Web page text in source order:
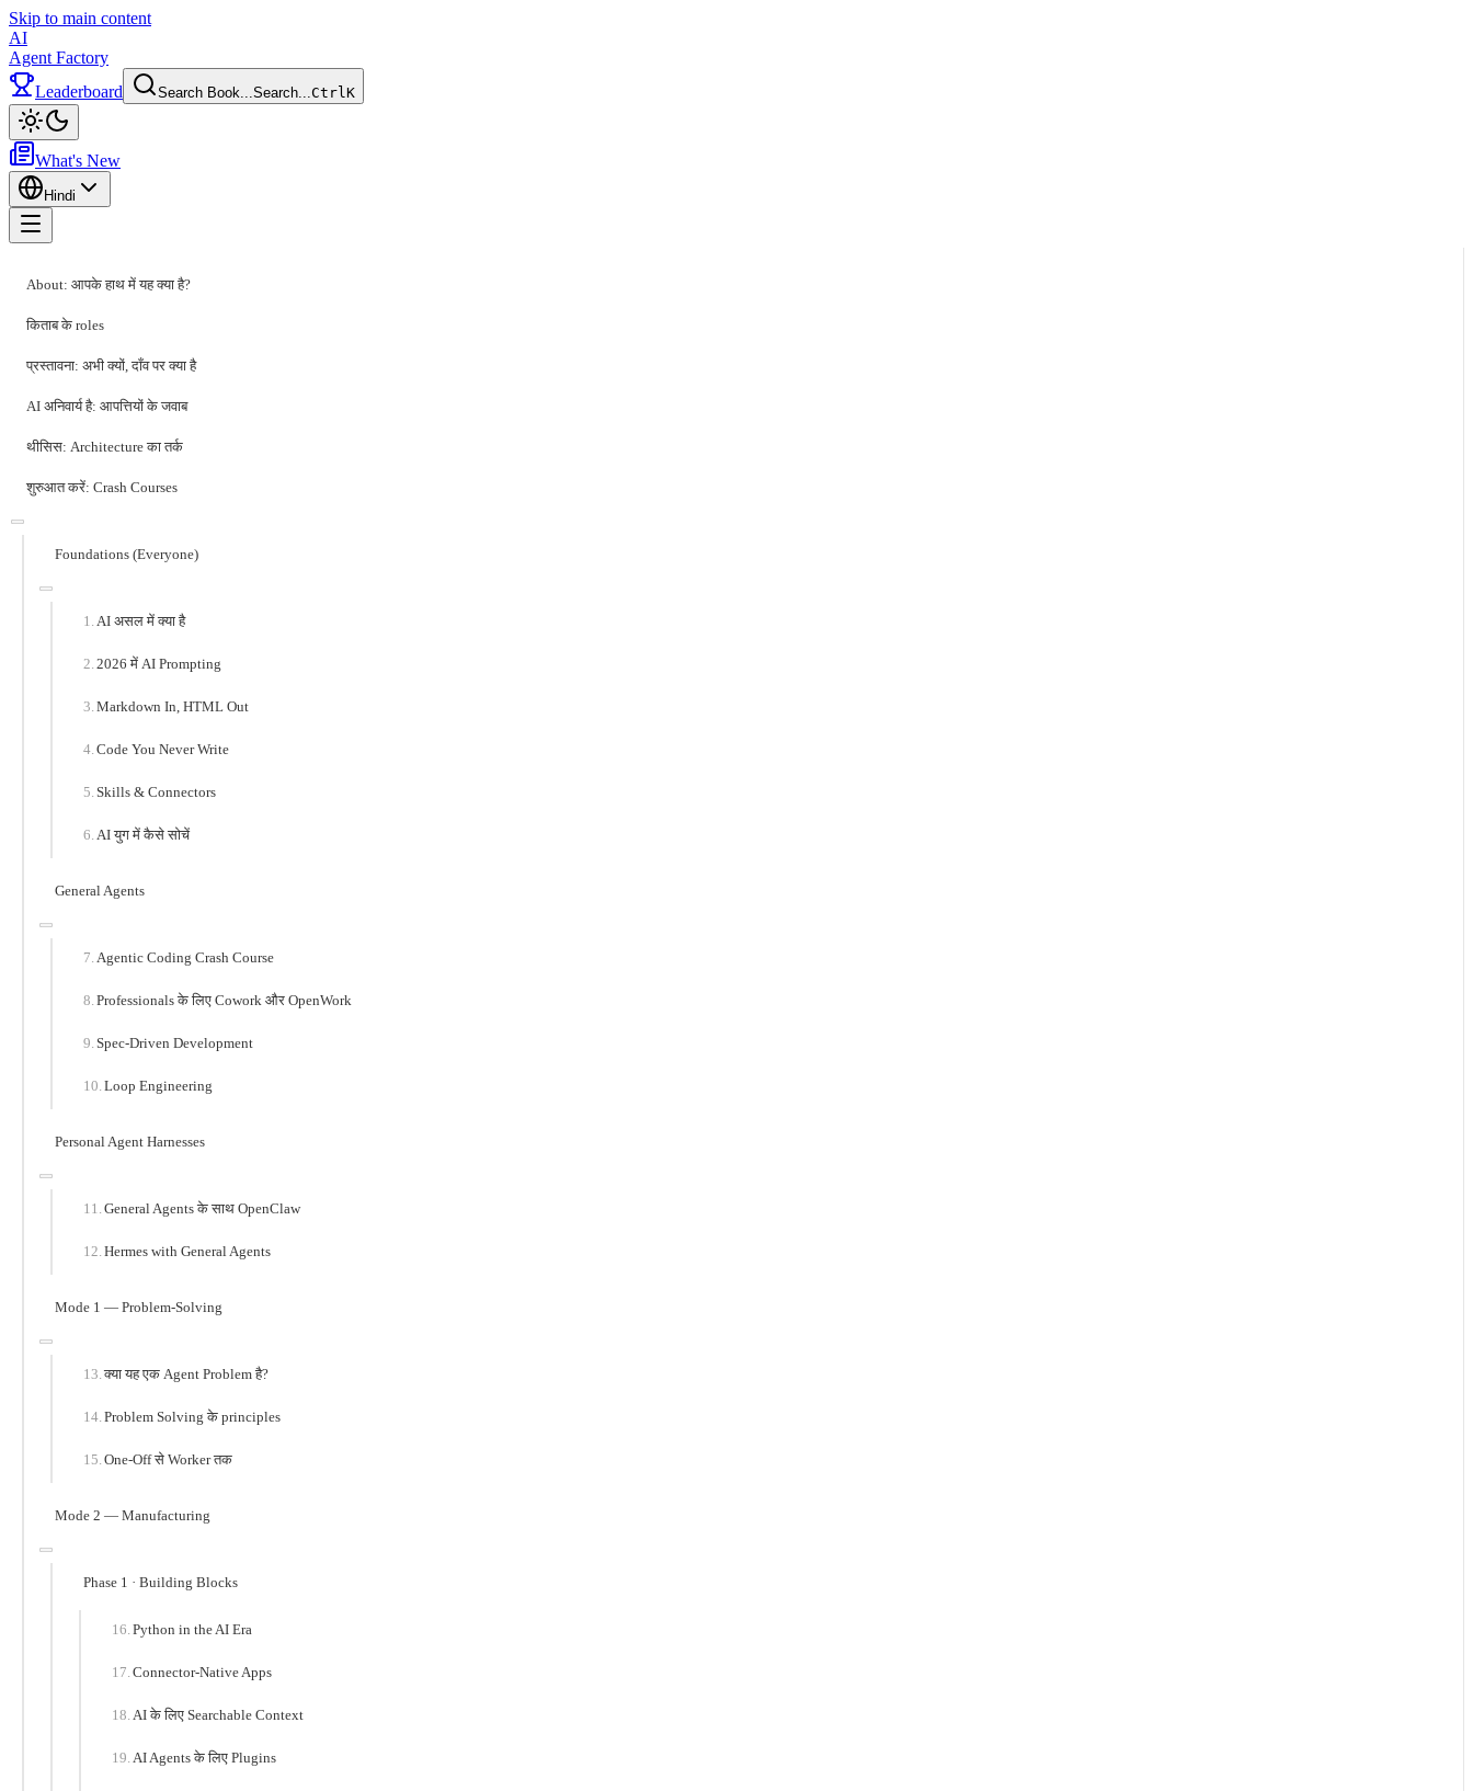
Skip to main content
AI
Agent Factory
Leaderboard
Search Book...Search...CtrlK
What's New
Hindi
About: आपके हाथ में यह क्या है?
किताब के roles
प्रस्तावना: अभी क्यों, दाँव पर क्या है
AI अनिवार्य है: आपत्तियों के जवाब
थीसिस: Architecture का तर्क
शुरुआत करें: Crash Courses
Foundations (Everyone)
AI असल में क्या है
2026 में AI Prompting
Markdown In, HTML Out
Code You Never Write
Skills & Connectors
AI युग में कैसे सोचें
General Agents
Agentic Coding Crash Course
Professionals के लिए Cowork और OpenWork
Spec-Driven Development
Loop Engineering
Personal Agent Harnesses
General Agents के साथ OpenClaw
Hermes with General Agents
Mode 1 — Problem-Solving
क्या यह एक Agent Problem है?
Problem Solving के principles
One-Off से Worker तक
Mode 2 — Manufacturing
Phase 1 · Building Blocks
Python in the AI Era
Connector-Native Apps
AI के लिए Searchable Context
AI Agents के लिए Plugins